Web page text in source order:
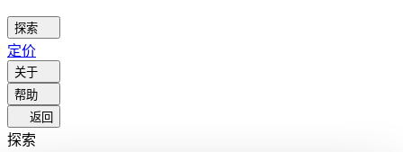
探索
定价
关于
帮助
返回
探索